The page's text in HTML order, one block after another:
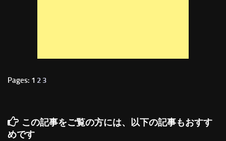
Pages: 1 2 3
この記事をご覧の方には、以下の記事もおすす
めです